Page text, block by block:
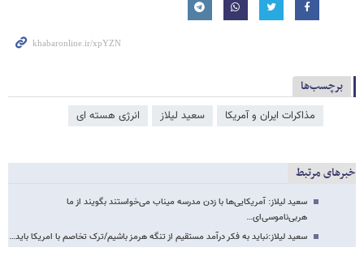
برچسب‌ها
مذاکرات ایران و آمریکا سعید لیلاز انرژی هسته ای
خبرهای مرتبط
سعید لیلاز: آمریکایی‌ها با زدن مدرسه میناب می‌خواستند بگویند از ما
هربی‌ناموسی‌ای…
سعید لیلاز:نباید به فکر درآمد مستقیم از تنگه هرمز باشیم/ترک تخاصم با امریکا باید…